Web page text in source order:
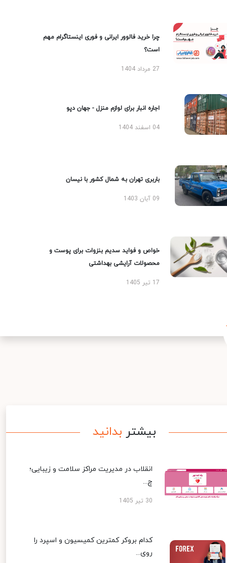
چرا خرید فالوور ایرانی و فوری اینستاگرام مهم
است؟
27 مرداد 1404
اجاره انبار برای لوازم منزل - جهان دپو
04 اسفند 1404
باربری تهران به شمال کشور با نیسان
09 آبان 1403
خواص و فواید سدیم بنزوات برای پوست و
محصولات آرایشی بهداشتی
17 تیر 1405
بیشتر بدانید
انقلاب در مدیریت مراکز سلامت و زیبایی؛
چ...
30 تیر 1405
کدام بروکر کمترین کمیسیون و اسپرد را
روی...